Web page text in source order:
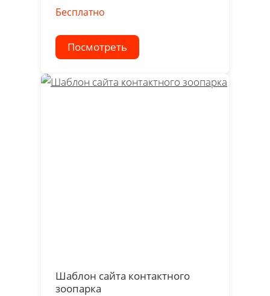
Бесплатно
Посмотреть
Шаблон сайта контактного
зоопарка